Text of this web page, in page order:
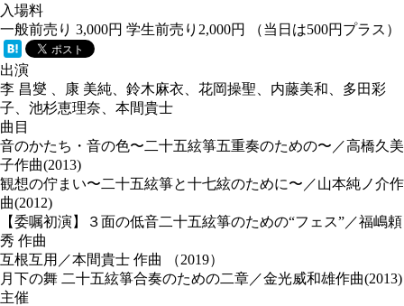
入場料
一般前売り 3,000円 学生前売り2,000円 （当日は500円プラス）
出演
李 昌燮 、康 美純、鈴木麻衣、花岡操聖、内藤美和、多田彩
子、池杉恵理奈、本間貴士
曲目
音のかたち・音の色〜二十五絃箏五重奏のための〜／高橋久美
子作曲(2013)
観想の佇まい〜二十五絃箏と十七絃のために〜／山本純ノ介作
曲(2012)
【委嘱初演】３面の低音二十五絃箏のための“フェス”／福嶋頼
秀 作曲
互根互用／本間貴士 作曲 （2019）
月下の舞 二十五絃箏合奏のための二章／金光威和雄作曲(2013)
主催